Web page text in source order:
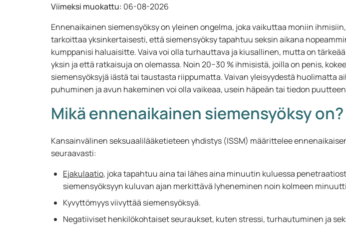
Viimeksi muokattu: 06-08-2026
Ennenaikainen siemensyöksy on yleinen ongelma, joka vaikuttaa moniin
tarkoittaa yksinkertaisesti, että siemensyöksy tapahtuu seksin aikana
kumppanisi haluaisitte. Vaiva voi olla turhauttava ja kiusallinen, mutta on
yksin ja että ratkaisuja on olemassa. Noin 20−30 % ihmisistä, joilla on penis,
siemensyöksyjä iästä tai taustasta riippumatta. Vaivan yleisyydestä huolimatta
puhuminen ja avun hakeminen voi olla vaikeaa, usein häpeän tai tiedon
Mikä ennenaikainen siemensyöksy on?
Kansainvälinen seksuaalilääketieteen yhdistys (ISSM) määrittelee
seuraavasti:
Ejakulaatio, joka tapahtuu aina tai lähes aina minuutin kuluessa
siemensyöksyyn kuluvan ajan merkittävä lyheneminen noin kolmeen
Kyvyttömyys viivyttää siemensyöksyä.
Negatiiviset henkilökohtaiset seuraukset, kuten stressi, turhautuminen ja